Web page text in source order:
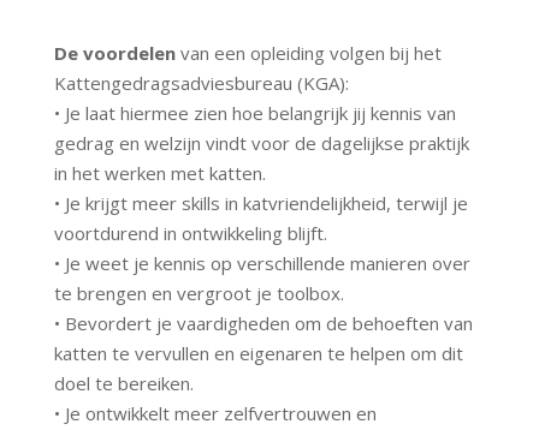
De voordelenvan een opleiding volgen bij het
Kattengedragsadviesbureau (KGA):
• Je laat hiermee zien hoe belangrijk jij kennis van
gedrag en welzijn vindt voor de dagelijkse praktijk
in het werken met katten.
• Je krijgt meer skills in katvriendelijkheid, terwijl je
voortdurend in ontwikkeling blijft.
• Je weet je kennis op verschillende manieren over
te brengen en vergroot je toolbox.
• Bevordert je vaardigheden om de behoeften van
katten te vervullen en eigenaren te helpen om dit
doel te bereiken.
• Je ontwikkelt meer zelfvertrouwen en